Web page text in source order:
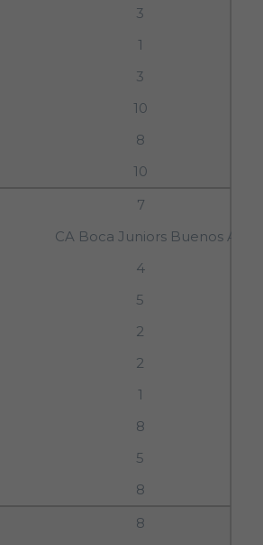
3
1
3
10
8
10
7
CA Boca Juniors Buenos Aires
4
5
2
2
1
8
5
8
8